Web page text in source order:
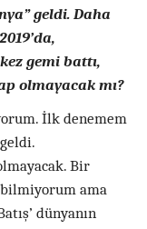
geldi. Daha
gemi battı,
olmayacak mı?
İlk denemem
Bir
ama
dünyanın